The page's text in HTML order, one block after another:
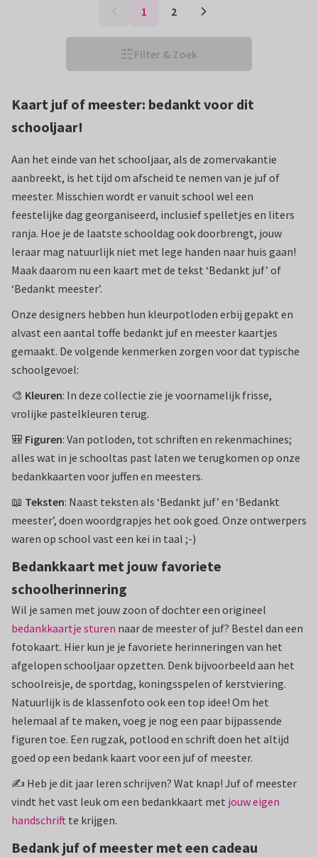
1 2
Filter & Zoek
Kaart juf of meester: bedankt voor dit
schooljaar!
Aan het einde van het schooljaar, als de zomervakantie
aanbreekt, is het tijd om afscheid te nemen van je juf of
meester. Misschien wordt er vanuit school wel een
feestelijke dag georganiseerd, inclusief spelletjes en liters
ranja. Hoe je de laatste schooldag ook doorbrengt, jouw
leraar mag natuurlijk niet met lege handen naar huis gaan!
Maak daarom nu een kaart met de tekst ‘Bedankt juf’ of
‘Bedankt meester’.
Onze designers hebben hun kleurpotloden erbij gepakt en
alvast een aantal toffe bedankt juf en meester kaartjes
gemaakt. De volgende kenmerken zorgen voor dat typische
schoolgevoel:
🎨 Kleuren: In deze collectie zie je voornamelijk frisse,
vrolijke pastelkleuren terug.
🎒 Figuren: Van potloden, tot schriften en rekenmachines;
alles wat in je schooltas past laten we terugkomen op onze
bedankkaarten voor juffen en meesters.
📖 Teksten: Naast teksten als ‘Bedankt juf’ en ‘Bedankt
meester’, doen woordgrapjes het ook goed. Onze ontwerpers
waren op school vast een kei in taal ;-)
Bedankkaart met jouw favoriete
schoolherinnering
Wil je samen met jouw zoon of dochter een origineel
bedankkaartje sturen naar de meester of juf? Bestel dan een
fotokaart. Hier kun je je favoriete herinneringen van het
afgelopen schooljaar opzetten. Denk bijvoorbeeld aan het
schoolreisje, de sportdag, koningsspelen of kerstviering.
Natuurlijk is de klassenfoto ook een top idee! Om het
helemaal af te maken, voeg je nog een paar bijpassende
figuren toe. Een rugzak, potlood en schrift doen het altijd
goed op een bedank kaart voor een juf of meester.
✍️ Heb je dit jaar leren schrijven? Wat knap! Juf of meester
vindt het vast leuk om een bedankkaart met jouw eigen
handschrift te krijgen.
Bedank juf of meester met een cadeau